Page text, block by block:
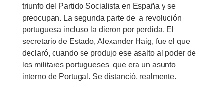
triunfo del Partido Socialista en España y se
preocupan. La segunda parte de la revolución
portuguesa incluso la dieron por perdida. El
secretario de Estado, Alexander Haig, fue el que
declaró, cuando se produjo ese asalto al poder de
los militares portugueses, que era un asunto
interno de Portugal. Se distanció, realmente.